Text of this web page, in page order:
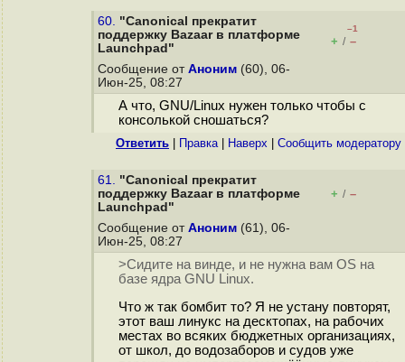
60. "Canonical прекратит
поддержку Bazaar в платформе
Launchpad"
–1
+ / –
Сообщение от Аноним (60), 06-
Июн-25, 08:27
А что, GNU/Linux нужен только чтобы с
консолькой сношаться?
Ответить Правка| Наверх Cообщить модератору
61. "Canonical прекратит
поддержку Bazaar в платформе
Launchpad"
+ / –
Сообщение от Аноним (61), 06-
Июн-25, 08:27
>Сидите на винде, и не нужна вам OS на
базе ядра GNU Linux.
Что ж так бомбит то? Я не устану повторят,
этот ваш линукс на десктопах, на рабочих
местах во всяких бюджетных организациях,
от школ, до водозаборов и судов уже